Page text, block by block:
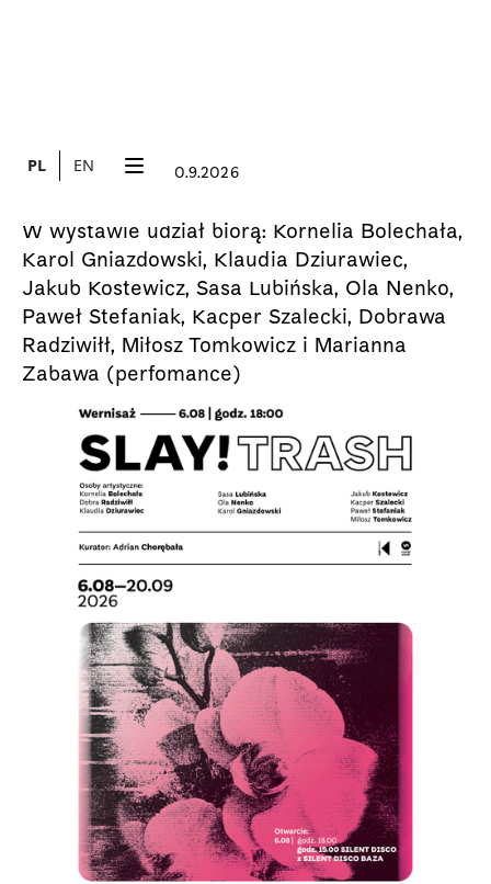
PL EN
WYSTAWA6.8.2026 20.9.2026
W wystawie udział biorą: Kornelia Bolechała,
Karol Gniazdowski, Klaudia Dziurawiec,
Jakub Kostewicz, Sasa Lubińska, Ola Nenko,
Paweł Stefaniak, Kacper Szalecki, Dobrawa
Radziwiłł, Miłosz Tomkowicz i Marianna
Zabawa (perfomance)